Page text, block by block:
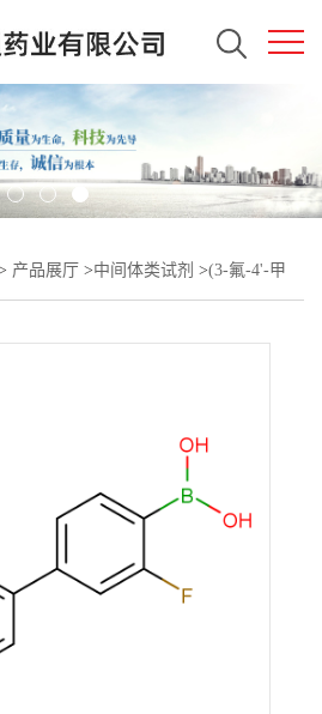
产品展厅 >中间体类试剂 >(3-氟-4'-甲